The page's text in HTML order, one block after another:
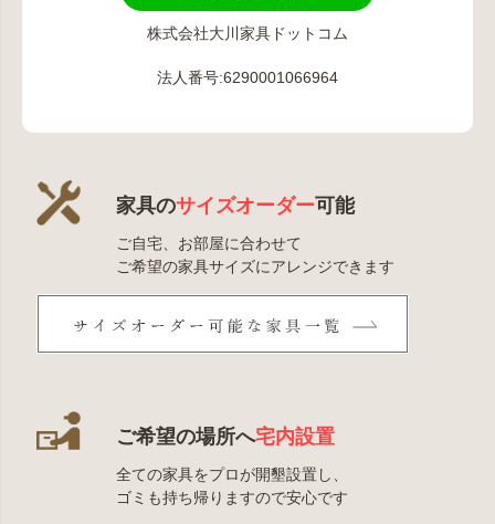
株式会社大川家具ドットコム
法人番号:6290001066964
家具のサイズオーダー可能
ご自宅、お部屋に合わせて
ご希望の家具サイズにアレンジできます
ご希望の場所へ宅内設置
全ての家具をプロが開墾設置し、
ゴミも持ち帰りますので安心です